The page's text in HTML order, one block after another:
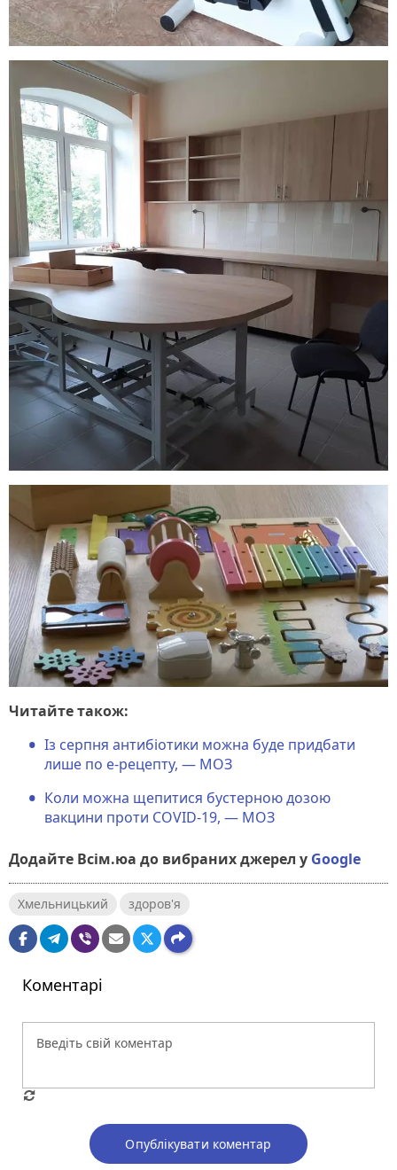
Читайте також:
Із серпня антибіотики можна буде придбати
лише по е-рецепту, — МОЗ
Коли можна щепитися бустерною дозою
вакцини проти COVID-19, — МОЗ
Додайте Всім.юа до вибраних джерел у Google
Хмельницький здоров'я
Коментарі
Опублікувати коментар